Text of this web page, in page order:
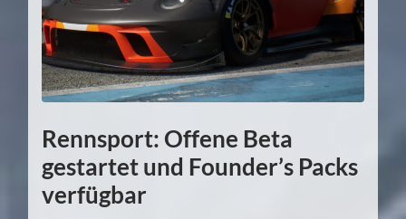
Rennsport: Offene Beta
gestartet und Founder’s Packs
verfügbar